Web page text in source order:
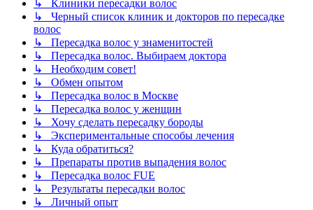
↳ Клиники пересадки волос
↳ Черный список клиник и докторов по пересадке
волос
↳ Пересадка волос у знаменитостей
↳ Пересадка волос. Выбираем доктора
↳ Необходим совет!
↳ Обмен опытом
↳ Пересадка волос в Москве
↳ Пересадка волос у женщин
↳ Хочу сделать пересадку бороды
↳ Экспериментальные способы лечения
↳ Куда обратиться?
↳ Препараты против выпадения волос
↳ Пересадка волос FUE
↳ Результаты пересадки волос
↳ Личный опыт